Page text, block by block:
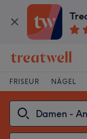
FRISEUR NÄGEL